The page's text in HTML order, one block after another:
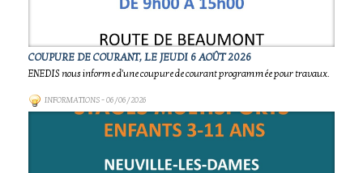
COUPURE DE COURANT, LE JEUDI 6 AOÛT 2026
ENEDIS nous informe d'une coupure de courant programmée pour travaux.
INFORMATIONS- 06/06/2026